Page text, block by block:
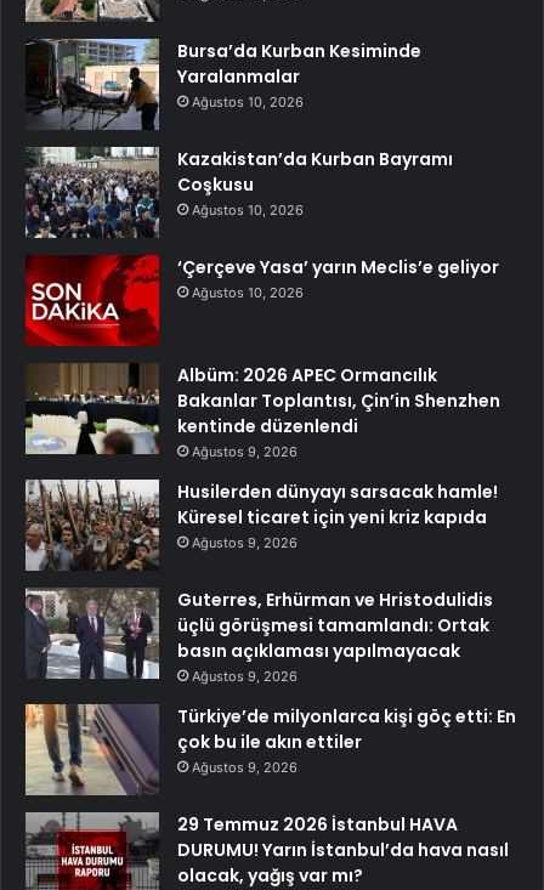
Bursa’da Kurban Kesiminde
Yaralanmalar
Ağustos 10, 2026
Kazakistan’da Kurban Bayramı
Coşkusu
Ağustos 10, 2026
‘Çerçeve Yasa’ yarın Meclis’e geliyor
Ağustos 10, 2026
Albüm: 2026 APEC Ormancılık
Bakanlar Toplantısı, Çin’in Shenzhen
kentinde düzenlendi
Ağustos 9, 2026
Husilerden dünyayı sarsacak hamle!
Küresel ticaret için yeni kriz kapıda
Ağustos 9, 2026
Guterres, Erhürman ve Hristodulidis
üçlü görüşmesi tamamlandı: Ortak
basın açıklaması yapılmayacak
Ağustos 9, 2026
Türkiye’de milyonlarca kişi göç etti: En
çok bu ile akın ettiler
Ağustos 9, 2026
29 Temmuz 2026 İstanbul HAVA
DURUMU! Yarın İstanbul’da hava nasıl
olacak, yağış var mı?